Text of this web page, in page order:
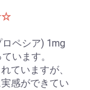
ペシア) 1mg
います。
ていますが、
感ができてい